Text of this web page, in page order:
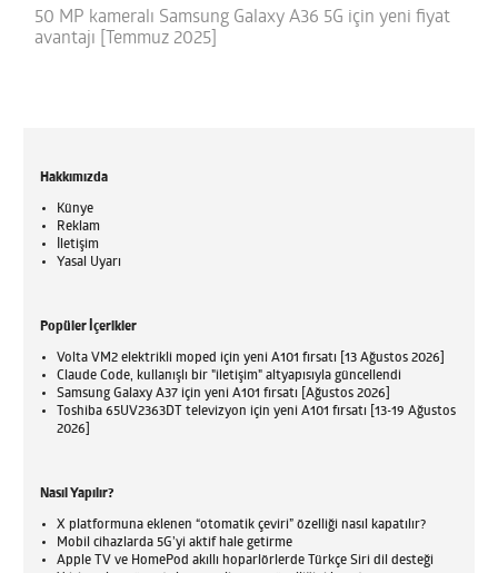
50 MP kameralı Samsung Galaxy A36 5G için yeni fiyat
avantajı [Temmuz 2025]
Hakkımızda
Künye
Reklam
İletişim
Yasal Uyarı
Popüler İçerikler
Volta VM2 elektrikli moped için yeni A101 fırsatı [13 Ağustos 2026]
Claude Code, kullanışlı bir "iletişim" altyapısıyla güncellendi
Samsung Galaxy A37 için yeni A101 fırsatı [Ağustos 2026]
Toshiba 65UV2363DT televizyon için yeni A101 fırsatı [13-19 Ağustos
2026]
Nasıl Yapılır?
X platformuna eklenen “otomatik çeviri” özelliği nasıl kapatılır?
Mobil cihazlarda 5G’yi aktif hale getirme
Apple TV ve HomePod akıllı hoparlörlerde Türkçe Siri dil desteği